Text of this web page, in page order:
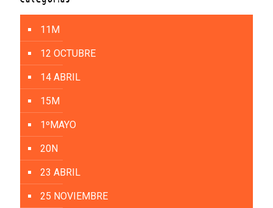
11M
12 OCTUBRE
14 ABRIL
15M
1ºMAYO
20N
23 ABRIL
25 NOVIEMBRE